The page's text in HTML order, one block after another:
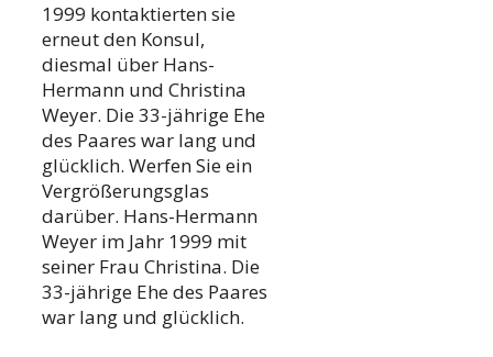
1999 kontaktierten sie
erneut den Konsul,
diesmal über Hans-
Hermann und Christina
Weyer. Die 33-jährige Ehe
des Paares war lang und
glücklich. Werfen Sie ein
Vergrößerungsglas
darüber. Hans-Hermann
Weyer im Jahr 1999 mit
seiner Frau Christina. Die
33-jährige Ehe des Paares
war lang und glücklich.